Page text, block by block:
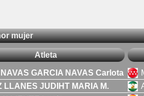
mujer
Atleta
GARCIA NAVAS Carlota
LLANES JUDIHT MARIA M.